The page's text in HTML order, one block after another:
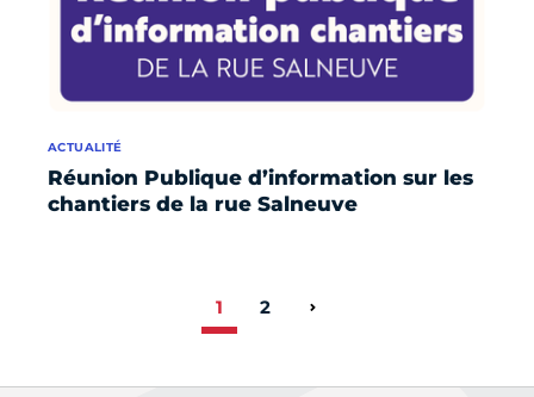
Réunion Publique d’information sur les
chantiers de la rue Salneuve
ACTUALITÉ
1 2 Page suivante